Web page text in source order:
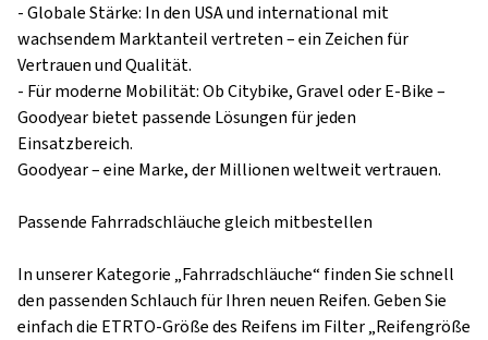
- Globale Stärke: In den USA und international mit
wachsendem Marktanteil vertreten – ein Zeichen für
Vertrauen und Qualität.
- Für moderne Mobilität: Ob Citybike, Gravel oder E-Bike –
Goodyear bietet passende Lösungen für jeden
Einsatzbereich.
Goodyear – eine Marke, der Millionen weltweit vertrauen.
Passende Fahrradschläuche gleich mitbestellen
In unserer Kategorie „Fahrradschläuche“ finden Sie schnell
den passenden Schlauch für Ihren neuen Reifen. Geben Sie
einfach die ETRTO-Größe des Reifens im Filter „Reifengröße